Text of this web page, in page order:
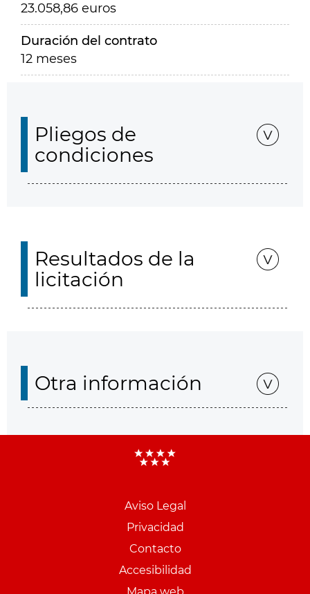
23.058,86 euros
Duración del contrato
12 meses
Pliegos de
condiciones
Resultados de la
licitación
Otra información
Aviso Legal
Privacidad
Contacto
Accesibilidad